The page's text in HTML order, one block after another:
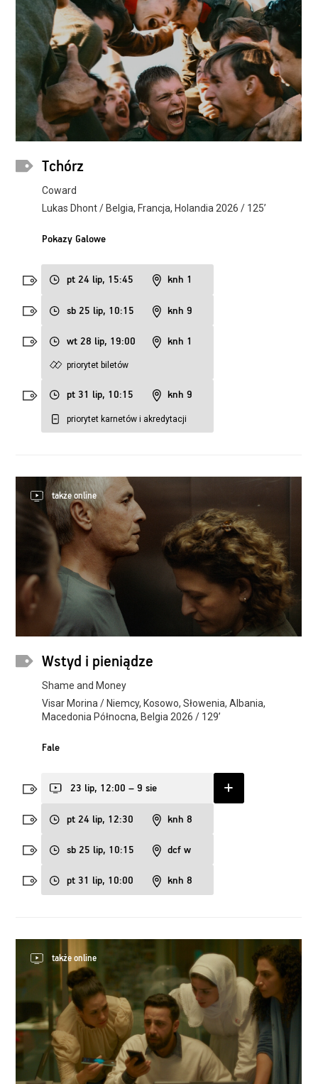
Tchórz
Coward
Lukas Dhont / Belgia, Francja, Holandia 2026 / 125’
Pokazy Galowe
pt 24 lip, 15:45 knh 1
sb 25 lip, 10:15 knh 9
wt 28 lip, 19:00 knh 1
priorytet biletów
pt 31 lip, 10:15 knh 9
priorytet karnetów i akredytacji
także online
Wstyd i pieniądze
Shame and Money
Visar Morina / Niemcy, Kosowo, Słowenia, Albania,
Macedonia Północna, Belgia 2026 / 129’
Fale
pt 24 lip, 12:30 knh 8
sb 25 lip, 10:15 dcf w
pt 31 lip, 10:00 knh 8
23 lip, 12:00 – 9 sie
także online